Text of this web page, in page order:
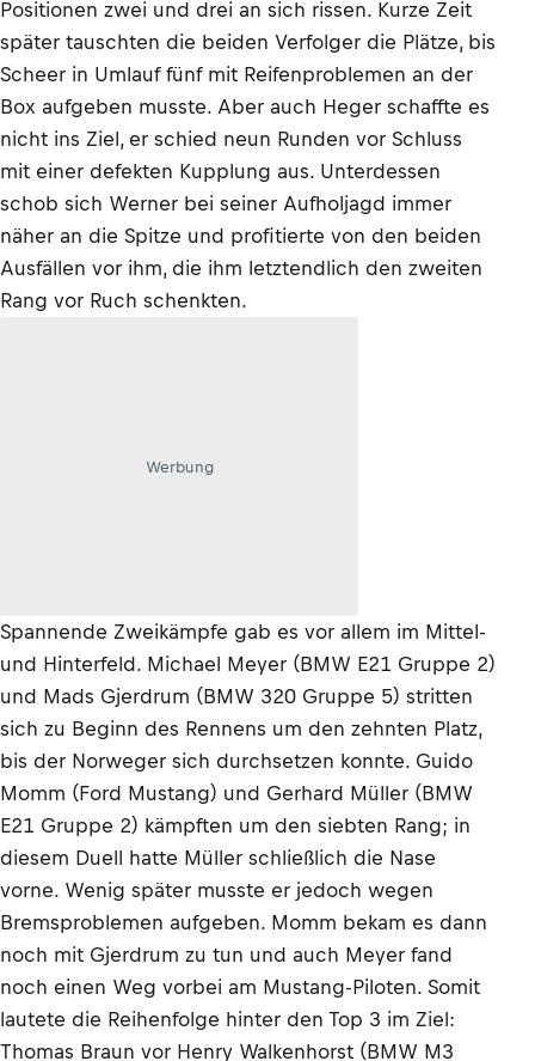
Positionen zwei und drei an sich rissen. Kurze Zeit
später tauschten die beiden Verfolger die Plätze, bis
Scheer in Umlauf fünf mit Reifenproblemen an der
Box aufgeben musste. Aber auch Heger schaffte es
nicht ins Ziel, er schied neun Runden vor Schluss
mit einer defekten Kupplung aus. Unterdessen
schob sich Werner bei seiner Aufholjagd immer
näher an die Spitze und profitierte von den beiden
Ausfällen vor ihm, die ihm letztendlich den zweiten
Rang vor Ruch schenkten.
Werbung
Spannende Zweikämpfe gab es vor allem im Mittel-
und Hinterfeld. Michael Meyer (BMW E21 Gruppe 2)
und Mads Gjerdrum (BMW 320 Gruppe 5) stritten
sich zu Beginn des Rennens um den zehnten Platz,
bis der Norweger sich durchsetzen konnte. Guido
Momm (Ford Mustang) und Gerhard Müller (BMW
E21 Gruppe 2) kämpften um den siebten Rang; in
diesem Duell hatte Müller schließlich die Nase
vorne. Wenig später musste er jedoch wegen
Bremsproblemen aufgeben. Momm bekam es dann
noch mit Gjerdrum zu tun und auch Meyer fand
noch einen Weg vorbei am Mustang-Piloten. Somit
lautete die Reihenfolge hinter den Top 3 im Ziel:
Thomas Braun vor Henry Walkenhorst (BMW M3